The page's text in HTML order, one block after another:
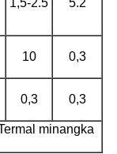
10 0,3
0,3 0,3
minangka